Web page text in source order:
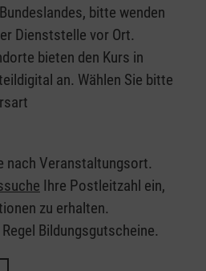
bitte wenden
Dienststelle vor Ort.
bieten den Kurs in
an. Wählen Sie bitte
nach Veranstaltungsort.
Ihre Postleitzahl ein,
zu erhalten.
Bildungsgutscheine.